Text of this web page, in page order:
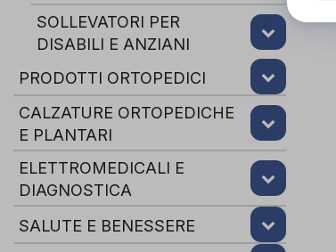
SOLLEVATORI PER
DISABILI E ANZIANI
PRODOTTI ORTOPEDICI
CALZATURE ORTOPEDICHE
E PLANTARI
ELETTROMEDICALI E
DIAGNOSTICA
SALUTE E BENESSERE